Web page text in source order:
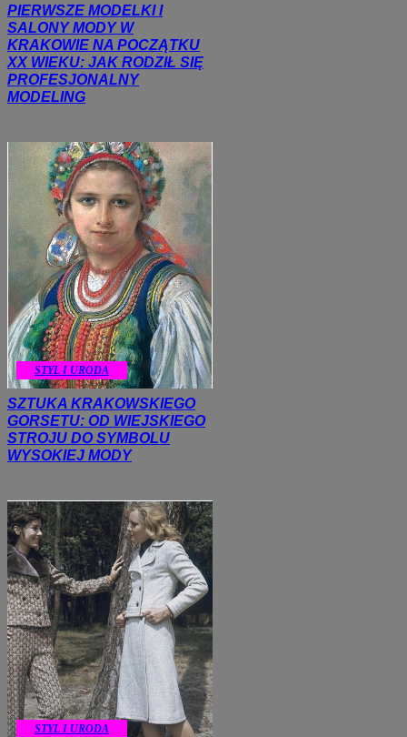
PIERWSZE MODELKI I
SALONY MODY W
KRAKOWIE NA POCZĄTKU
XX WIEKU: JAK RODZIŁ SIĘ
PROFESJONALNY
MODELING
STYL I URODA
SZTUKA KRAKOWSKIEGO
GORSETU: OD WIEJSKIEGO
STROJU DO SYMBOLU
WYSOKIEJ MODY
STYL I URODA